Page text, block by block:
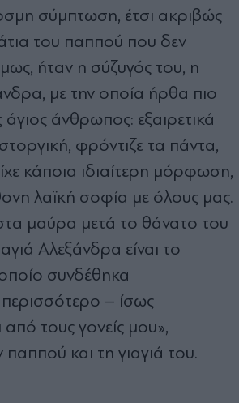
σύμπτωση, έτσι ακριβώς
του παππού που δεν
ήταν η σύζυγός του, η
με την οποία ήρθα πιο
άνθρωπος: εξαιρετικά
φρόντιζε τα πάντα,
κάποια ιδιαίτερη μόρφωση,
λαϊκή σοφία με όλους μας.
μαύρα μετά το θάνατο του
Αλεξάνδρα είναι το
συνδέθηκα
– ίσως
τους γονείς μου»,
παππού και τη γιαγιά του.